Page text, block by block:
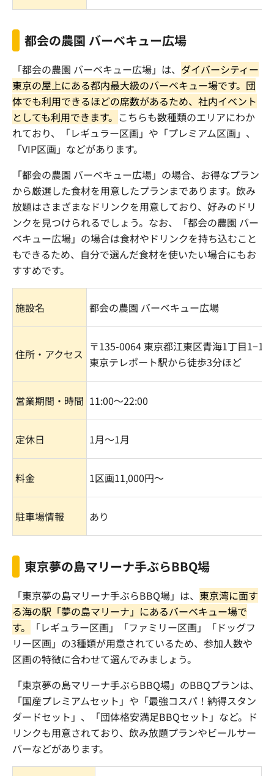
都会の農園 バーベキュー広場
「都会の農園 バーベキュー広場」は、 ダイバーシティー
東京の屋上にある都内最大級のバーベキュー場です。団
体でも利用できるほどの席数があるため、社内イベント
としても利用できます。 こちらも数種類のエリアにわか
れており、「レギュラー区画」や「プレミアム区画」、
「VIP区画」などがあります。
「都会の農園 バーベキュー広場」の場合、お得なプラン
から厳選した食材を用意したプランまであります。飲み
放題はさまざまなドリンクを用意しており、好みのドリ
ンクを見つけられるでしょう。なお、「都会の農園 バー
ベキュー広場」の場合は食材やドリンクを持ち込むこと
もできるため、自分で選んだ食材を使いたい場合にもお
すすめです。
施設名 都会の農園 バーベキュー広場
住所・アクセス
〒135-0064 東京都江東区青海1丁目1−10
東京テレポート駅から徒歩3分ほど
営業期間・時間 11:00〜22:00
定休日 1月〜1月
料金 1区画11,000円〜
駐車場情報 あり
東京夢の島マリーナ手ぶらBBQ場
「東京夢の島マリーナ手ぶらBBQ場」は、 東京湾に面す
る海の駅「夢の島マリーナ」にあるバーベキュー場で
す。
「レギュラー区画」「ファミリー区画」「ドッグフ
リー区画」の3種類が用意されているため、参加人数や
区画の特徴に合わせて選んでみましょう。
「東京夢の島マリーナ手ぶらBBQ場」のBBQプランは、
「国産プレミアムセット」や「最強コスパ！納得スタン
ダードセット」、「団体格安満足BBQセット」など。ド
リンクも用意されており、飲み放題プランやビールサー
バーなどがあります。